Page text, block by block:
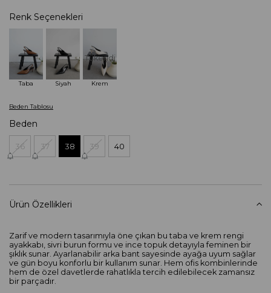
Renk Seçenekleri
Taba Siyah
Tükendi
Krem
Beden Tablosu
Beden
36 37 38 39 40
Ürün Özellikleri
Zarif ve modern tasarımıyla öne çıkan bu taba ve krem rengi
ayakkabı, sivri burun formu ve ince topuk detayıyla feminen bir
şıklık sunar. Ayarlanabilir arka bant sayesinde ayağa uyum sağlar
ve gün boyu konforlu bir kullanım sunar. Hem ofis kombinlerinde
hem de özel davetlerde rahatlıkla tercih edilebilecek zamansız
bir parçadır.